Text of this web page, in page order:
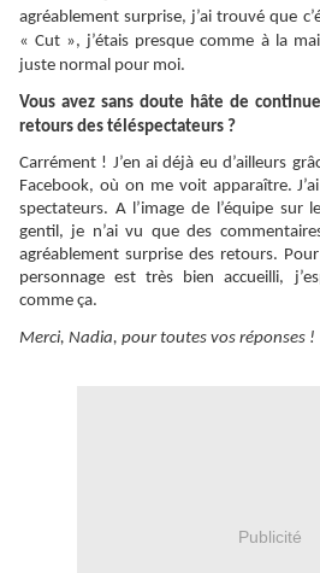
agréablement surprise, j’ai trouvé que
« Cut », j’étais presque comme à la
juste normal pour moi.
Vous avez sans doute hâte de
retours des téléspectateurs ?
Carrément ! J’en ai déjà eu d’ailleurs
Facebook, où on me voit apparaître.
spectateurs. A l’image de l’équipe sur
gentil, je n’ai vu que des
agréablement surprise des retours.
personnage est très bien accueilli,
comme ça.
Merci, Nadia, pour toutes vos réponses !
Publicité